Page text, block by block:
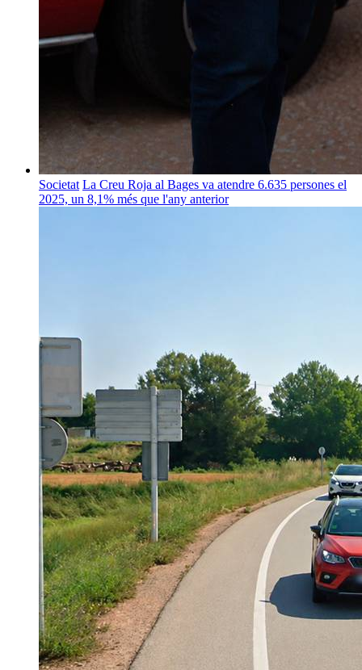
Societat La Creu Roja al Bages va atendre 6.635 persones el
2025, un 8,1% més que l'any anterior